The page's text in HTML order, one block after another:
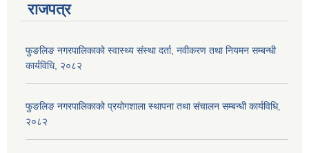
राजपत्र
फुङलिङ नगरपालिकाको स्वास्थ्य संस्था दर्ता, नवीकरण तथा नियमन सम्बन्धी
कार्यविधि, २०८२
फुङलिङ नगरपालिकाको प्रयोगशाला स्थापना तथा संचालन सम्बन्धी कार्यविधि‚
२०८२